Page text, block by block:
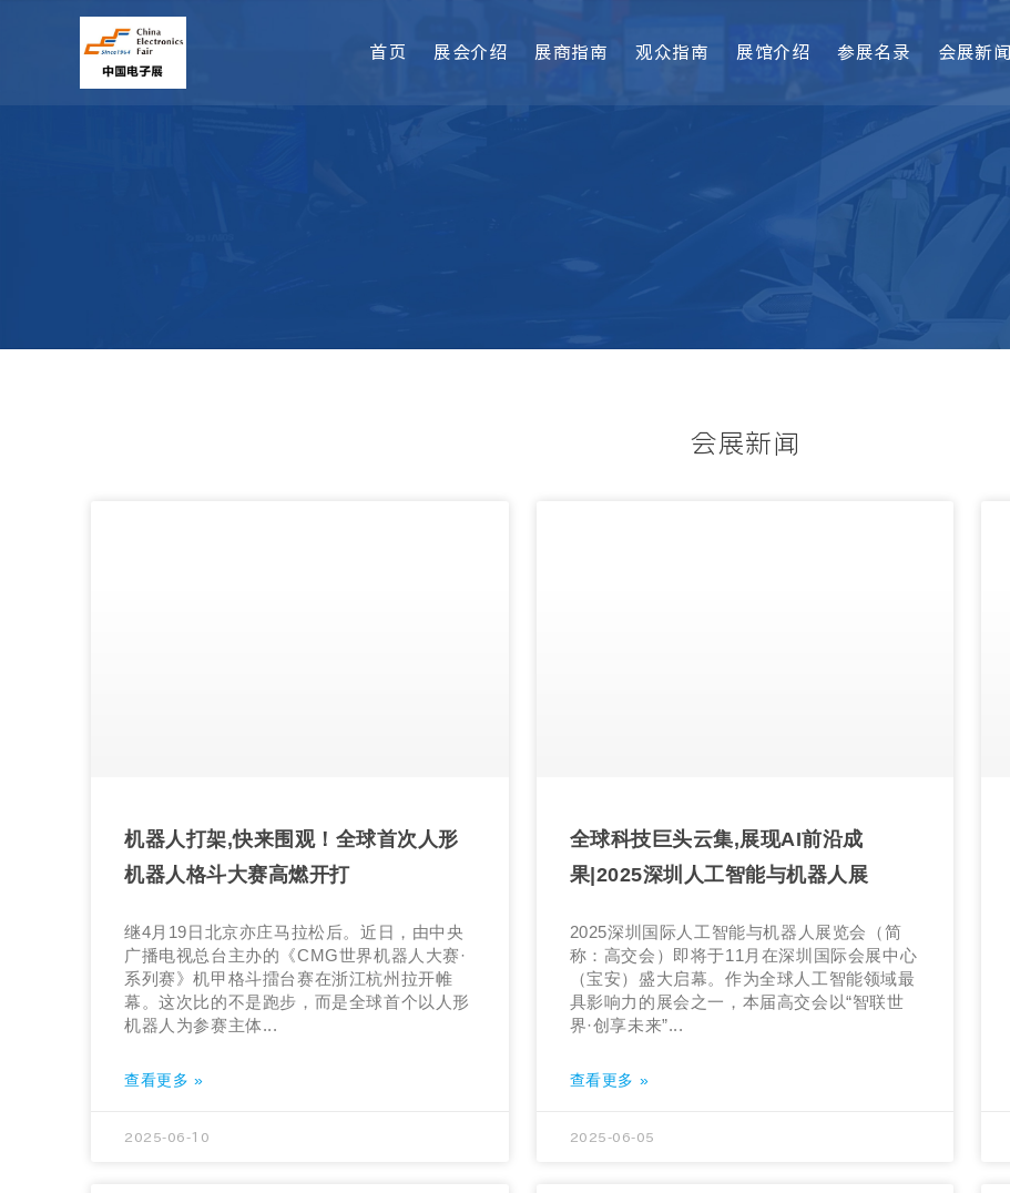
首页 展会介绍 展商指南 观众指南 展馆介绍 参展名录 会展新闻
会展新闻
机器人打架,快来围观！全球首次人形
机器人格斗大赛高燃开打
继4月19日北京亦庄马拉松后。近日，由中央
广播电视总台主办的《CMG世界机器人大赛·
系列赛》机甲格斗擂台赛在浙江杭州拉开帷
幕。这次比的不是跑步，而是全球首个以人形
机器人为参赛主体...
查看更多 »
2025-06-10
全球科技巨头云集,展现AI前沿成
果|2025深圳人工智能与机器人展
2025深圳国际人工智能与机器人展览会（简
称：高交会）即将于11月在深圳国际会展中心
（宝安）盛大启幕。作为全球人工智能领域最
具影响力的展会之一，本届高交会以“智联世
界·创享未来”...
查看更多 »
2025-06-05